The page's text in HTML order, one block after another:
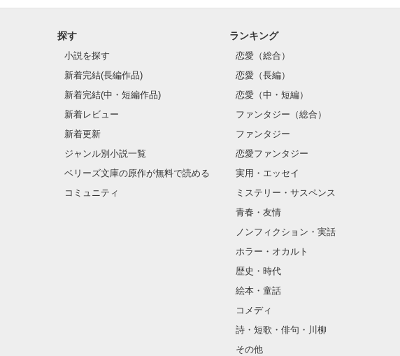
探す
小説を探す
新着完結(長編作品)
新着完結(中・短編作品)
新着レビュー
新着更新
ジャンル別小説一覧
ベリーズ文庫の原作が無料で読める
コミュニティ
ランキング
恋愛（総合）
恋愛（長編）
恋愛（中・短編）
ファンタジー（総合）
ファンタジー
恋愛ファンタジー
実用・エッセイ
ミステリー・サスペンス
青春・友情
ノンフィクション・実話
ホラー・オカルト
歴史・時代
絵本・童話
コメディ
詩・短歌・俳句・川柳
その他